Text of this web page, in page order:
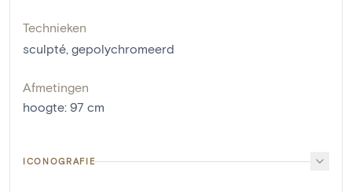
Technieken
sculpté, gepolychromeerd
Afmetingen
hoogte: 97 cm
ICONOGRAFIE